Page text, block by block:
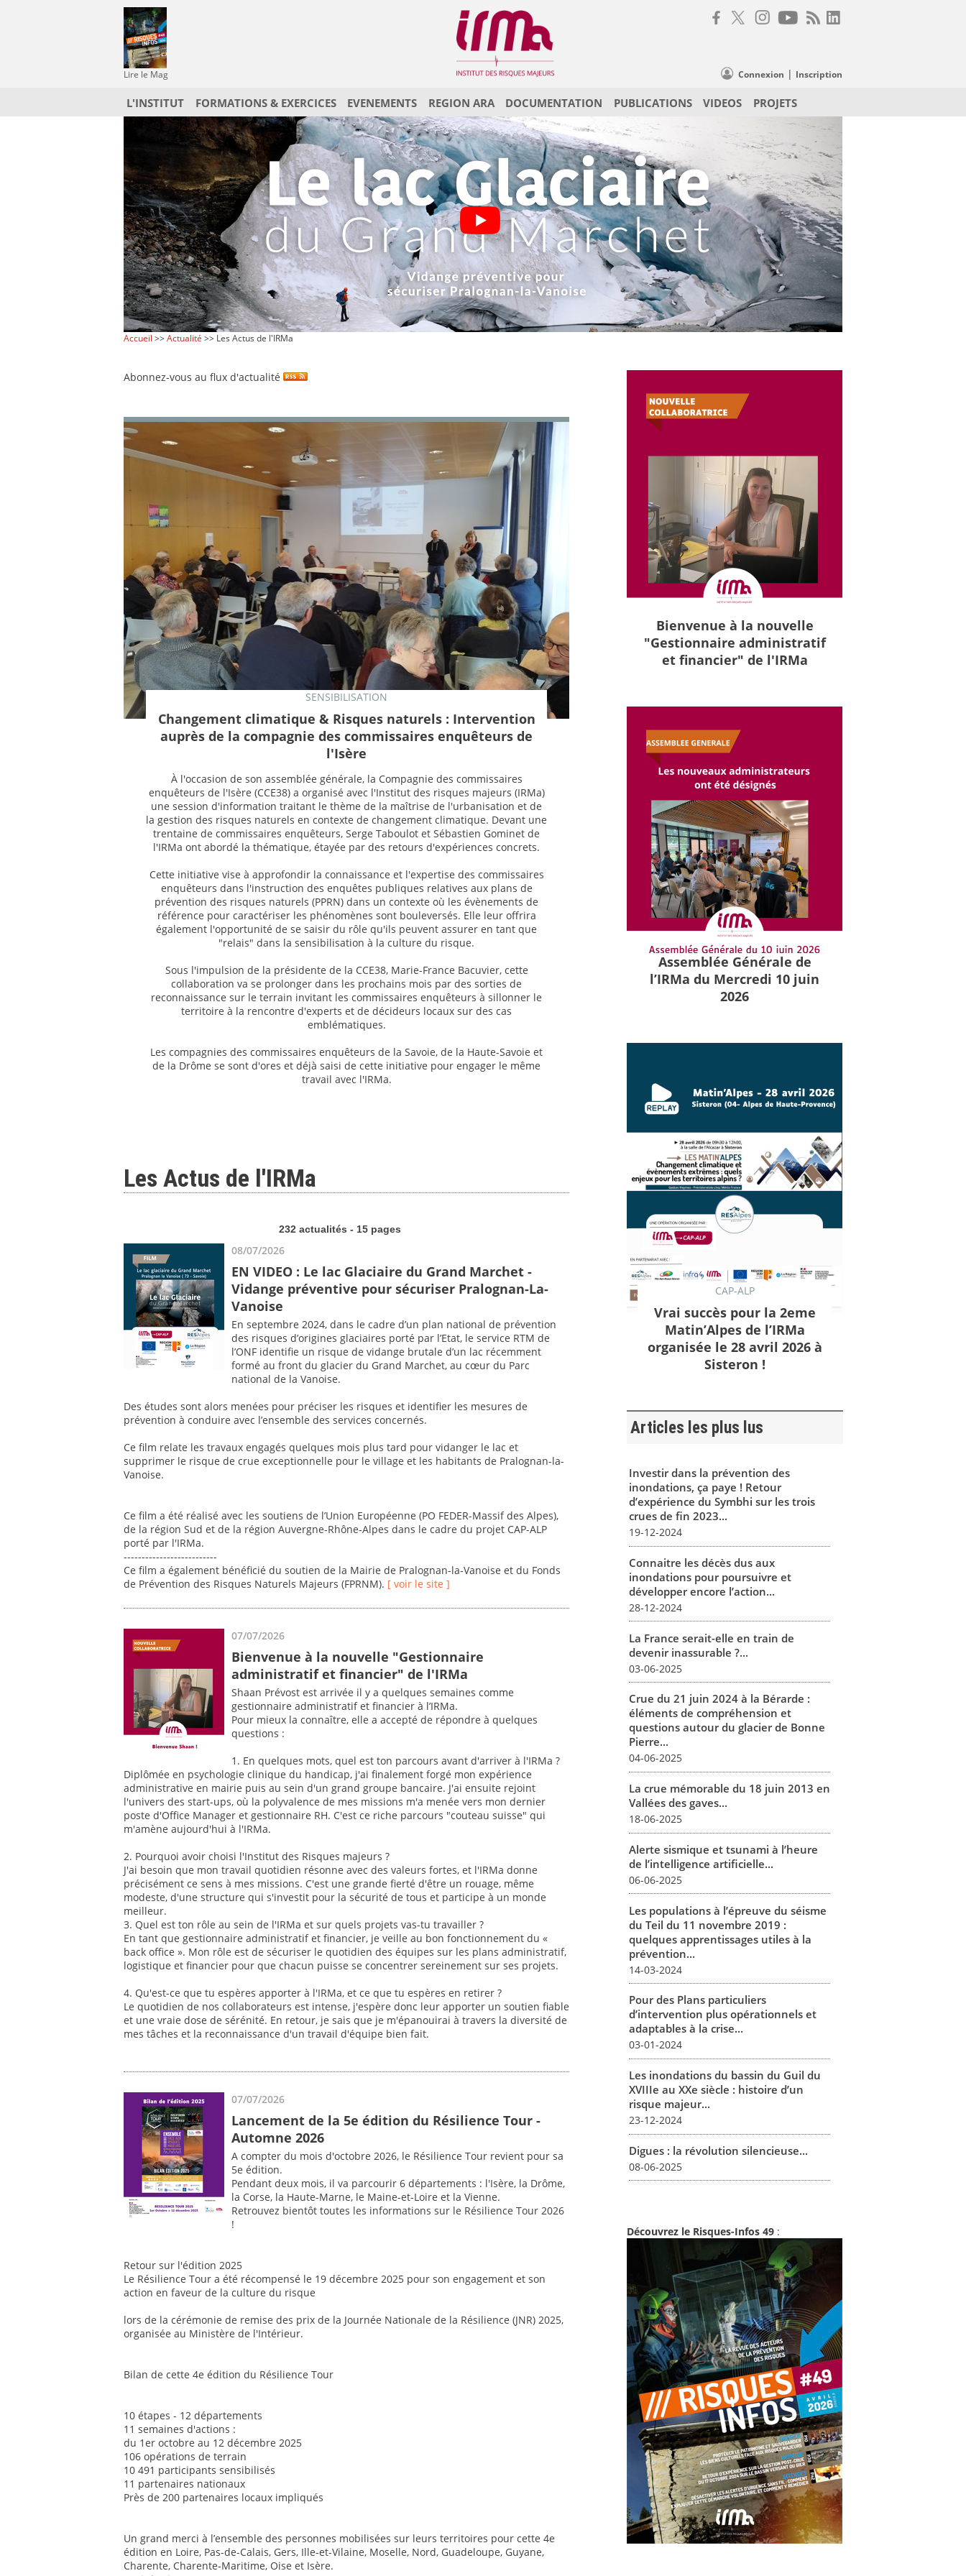
Lire le Mag Connexion | Inscription
L'INSTITUT FORMATIONS & EXERCICES EVENEMENTS REGION ARA DOCUMENTATION PUBLICATIONS VIDEOS PROJETS
Accueil >>Actualité >> Les Actus de l'IRMa
Abonnez-vous au flux d'actualité
SENSIBILISATION
Changement climatique & Risques naturels : Intervention
auprès de la compagnie des commissaires enquêteurs de
l'Isère
À l'occasion de son assemblée générale, la Compagnie des commissaires
enquêteurs de l'Isère (CCE38) a organisé avec l'Institut des risques majeurs (IRMa)
une session d'information traitant le thème de la maîtrise de l'urbanisation et de
la gestion des risques naturels en contexte de changement climatique. Devant une
trentaine de commissaires enquêteurs, Serge Taboulot et Sébastien Gominet de
l'IRMa ont abordé la thématique, étayée par des retours d'expériences concrets.
Cette initiative vise à approfondir la connaissance et l'expertise des commissaires
enquêteurs dans l'instruction des enquêtes publiques relatives aux plans de
prévention des risques naturels (PPRN) dans un contexte où les évènements de
référence pour caractériser les phénomènes sont bouleversés. Elle leur offrira
également l'opportunité de se saisir du rôle qu'ils peuvent assurer en tant que
"relais" dans la sensibilisation à la culture du risque.
Sous l'impulsion de la présidente de la CCE38, Marie-France Bacuvier, cette
collaboration va se prolonger dans les prochains mois par des sorties de
reconnaissance sur le terrain invitant les commissaires enquêteurs à sillonner le
territoire à la rencontre d'experts et de décideurs locaux sur des cas
emblématiques.
Les compagnies des commissaires enquêteurs de la Savoie, de la Haute-Savoie et
de la Drôme se sont d'ores et déjà saisi de cette initiative pour engager le même
travail avec l'IRMa.
Les Actus de l'IRMa
232 actualités - 15 pages
08/07/2026
EN VIDEO : Le lac Glaciaire du Grand Marchet -
Vidange préventive pour sécuriser Pralognan-La-
Vanoise
En septembre 2024, dans le cadre d’un plan national de prévention
des risques d’origines glaciaires porté par l’Etat, le service RTM de
l’ONF identifie un risque de vidange brutale d’un lac récemment
formé au front du glacier du Grand Marchet, au cœur du Parc
national de la Vanoise.
Des études sont alors menées pour préciser les risques et identifier les mesures de
prévention à conduire avec l’ensemble des services concernés.
Ce film relate les travaux engagés quelques mois plus tard pour vidanger le lac et
supprimer le risque de crue exceptionnelle pour le village et les habitants de Pralognan-la-
Vanoise.
Ce film a été réalisé avec les soutiens de l’Union Européenne (PO FEDER-Massif des Alpes),
de la région Sud et de la région Auvergne-Rhône-Alpes dans le cadre du projet CAP-ALP
porté par l'IRMa.
--------------------------
Ce film a également bénéficié du soutien de la Mairie de Pralognan-la-Vanoise et du Fonds
de Prévention des Risques Naturels Majeurs (FPRNM). [ voir le site ]
07/07/2026
Bienvenue à la nouvelle "Gestionnaire
administratif et financier" de l'IRMa
Shaan Prévost est arrivée il y a quelques semaines comme
gestionnaire administratif et financier à l’IRMa.
Pour mieux la connaître, elle a accepté de répondre à quelques
questions :
1. En quelques mots, quel est ton parcours avant d'arriver à l'IRMa ?
Diplômée en psychologie clinique du handicap, j'ai finalement forgé mon expérience
administrative en mairie puis au sein d'un grand groupe bancaire. J'ai ensuite rejoint
l'univers des start-ups, où la polyvalence de mes missions m'a menée vers mon dernier
poste d'Office Manager et gestionnaire RH. C'est ce riche parcours "couteau suisse" qui
m'amène aujourd'hui à l'IRMa.
2. Pourquoi avoir choisi l'Institut des Risques majeurs ?
J'ai besoin que mon travail quotidien résonne avec des valeurs fortes, et l'IRMa donne
précisément ce sens à mes missions. C'est une grande fierté d'être un rouage, même
modeste, d'une structure qui s'investit pour la sécurité de tous et participe à un monde
meilleur.
3. Quel est ton rôle au sein de l'IRMa et sur quels projets vas-tu travailler ?
En tant que gestionnaire administratif et financier, je veille au bon fonctionnement du «
back office ». Mon rôle est de sécuriser le quotidien des équipes sur les plans administratif,
logistique et financier pour que chacun puisse se concentrer sereinement sur ses projets.
4. Qu'est-ce que tu espères apporter à l'IRMa, et ce que tu espères en retirer ?
Le quotidien de nos collaborateurs est intense, j'espère donc leur apporter un soutien fiable
et une vraie dose de sérénité. En retour, je sais que je m'épanouirai à travers la diversité de
mes tâches et la reconnaissance d'un travail d'équipe bien fait.
07/07/2026
Lancement de la 5e édition du Résilience Tour -
Automne 2026
A compter du mois d'octobre 2026, le Résilience Tour revient pour sa
5e édition.
Pendant deux mois, il va parcourir 6 départements : l'Isère, la Drôme,
la Corse, la Haute-Marne, le Maine-et-Loire et la Vienne.
Retrouvez bientôt toutes les informations sur le Résilience Tour 2026
!
Retour sur l'édition 2025
Le Résilience Tour a été récompensé le 19 décembre 2025 pour son engagement et son
action en faveur de la culture du risque
lors de la cérémonie de remise des prix de la Journée Nationale de la Résilience (JNR) 2025,
organisée au Ministère de l'Intérieur.
Bilan de cette 4e édition du Résilience Tour
10 étapes - 12 départements
11 semaines d'actions :
du 1er octobre au 12 décembre 2025
106 opérations de terrain
10 491 participants sensibilisés
11 partenaires nationaux
Près de 200 partenaires locaux impliqués
Un grand merci à l’ensemble des personnes mobilisées sur leurs territoires pour cette 4e
édition en Loire, Pas-de-Calais, Gers, Ille-et-Vilaine, Moselle, Nord, Guadeloupe, Guyane,
Charente, Charente-Maritime, Oise et Isère.
Bienvenue à la nouvelle
"Gestionnaire administratif
et financier" de l'IRMa
Assemblée Générale de
l’IRMa du Mercredi 10 juin
2026
CAP-ALP
Vrai succès pour la 2eme
Matin’Alpes de l’IRMa
organisée le 28 avril 2026 à
Sisteron !
Articles les plus lus
Investir dans la prévention des
inondations, ça paye ! Retour
d’expérience du Symbhi sur les trois
crues de fin 2023...
19-12-2024
Connaitre les décès dus aux
inondations pour poursuivre et
développer encore l’action...
28-12-2024
La France serait-elle en train de
devenir inassurable ?...
03-06-2025
Crue du 21 juin 2024 à la Bérarde :
éléments de compréhension et
questions autour du glacier de Bonne
Pierre...
04-06-2025
La crue mémorable du 18 juin 2013 en
Vallées des gaves...
18-06-2025
Alerte sismique et tsunami à l’heure
de l’intelligence artificielle...
06-06-2025
Les populations à l’épreuve du séisme
du Teil du 11 novembre 2019 :
quelques apprentissages utiles à la
prévention...
14-03-2024
Pour des Plans particuliers
d’intervention plus opérationnels et
adaptables à la crise...
03-01-2024
Les inondations du bassin du Guil du
XVIIIe au XXe siècle : histoire d’un
risque majeur...
23-12-2024
Digues : la révolution silencieuse...
08-06-2025
Découvrez le Risques-Infos 49 :